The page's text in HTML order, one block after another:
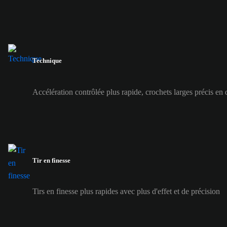
Technique
Accélération contrôlée plus rapide, crochets larges précis en
Tir en finesse
Tirs en finesse plus rapides avec plus d'effet et de précision